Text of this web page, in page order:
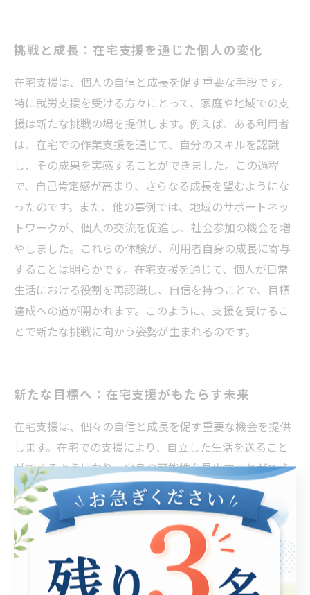
挑戦と成長：在宅支援を通じた個人の変化
在宅支援は、個人の自信と成長を促す重要な手段です。
特に就労支援を受ける方々にとって、家庭や地域での支
援は新たな挑戦の場を提供します。例えば、ある利用者
は、在宅での作業支援を通じて、自分のスキルを認識
し、その成果を実感することができました。この過程
で、自己肯定感が高まり、さらなる成長を望むようにな
ったのです。また、他の事例では、地域のサポートネッ
トワークが、個人の交流を促進し、社会参加の機会を増
やしました。これらの体験が、利用者自身の成長に寄与
することは明らかです。在宅支援を通じて、個人が日常
生活における役割を再認識し、自信を持つことで、目標
達成への道が開かれます。このように、支援を受けるこ
とで新たな挑戦に向かう姿勢が生まれるのです。
新たな目標へ：在宅支援がもたらす未来
在宅支援は、個々の自信と成長を促す重要な機会を提供
します。在宅での支援により、自立した生活を送ること
ができるようになり、自身の可能性を見出すことができ
ます。具体的な事例として、在宅支援を受けたAさんの経
験を紹介しましょう。Aさんは、初めは社会参加に対して
不安を抱えていましたが、支援を通じて少しずつ自分の
スキルに気付き、パートタイムの仕事を始めました。彼
女は、自宅での支援が自己肯定感を高め、仕事を通じて